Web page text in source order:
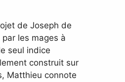
de Joseph de
les mages à
seul indice
construit sur
Matthieu connote